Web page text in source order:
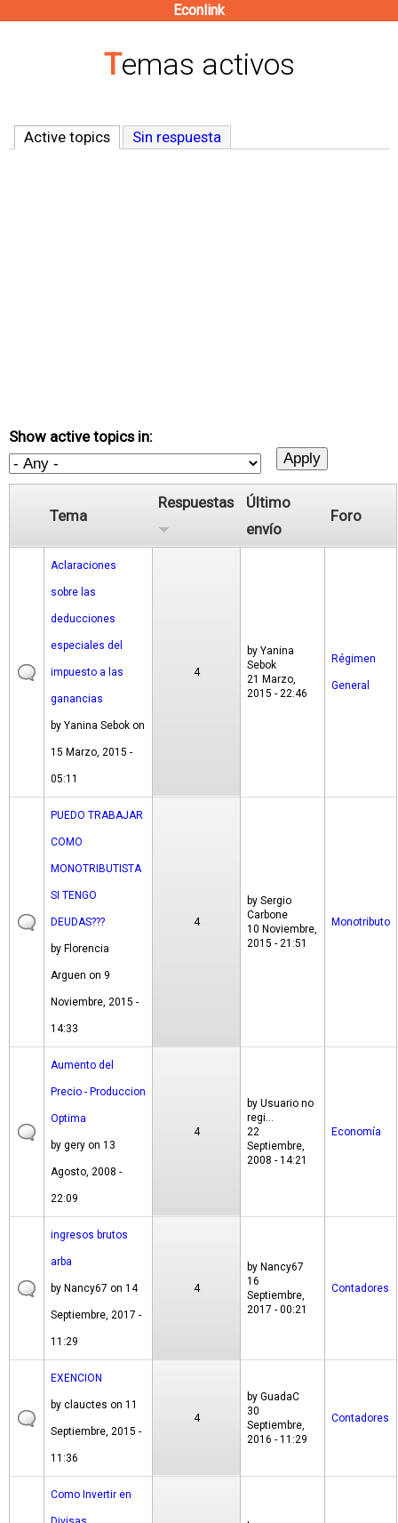
contenido
Econlink
Temas activos
Active topics (solapa activa)
Sin respuesta
Show active topics in:
Tema
Respuestas
Último
envío
Foro
Aclaraciones
sobre las
deducciones
especiales del
impuesto a las
ganancias
by Yanina Sebok on
15 Marzo, 2015 -
05:11
4
by Yanina
Sebok
21 Marzo,
2015 - 22:46
Régimen
General
PUEDO TRABAJAR
COMO
MONOTRIBUTISTA
SI TENGO
DEUDAS???
by Florencia
Arguen on 9
Noviembre, 2015 -
14:33
4
by Sergio
Carbone
10 Noviembre,
2015 - 21:51
Monotributo
Aumento del
Precio - Produccion
Optima
by gery on 13
Agosto, 2008 -
22:09
4
by Usuario no
regi...
22
Septiembre,
2008 - 14:21
Economía
ingresos brutos
arba
by Nancy67 on 14
Septiembre, 2017 -
11:29
4
by Nancy67
16
Septiembre,
2017 - 00:21
Contadores
EXENCION
by clauctes on 11
Septiembre, 2015 -
11:36
4
by GuadaC
30
Septiembre,
2016 - 11:29
Contadores
Como Invertir en